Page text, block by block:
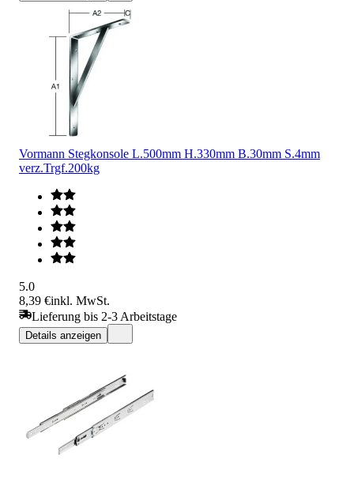
Vormann Stegkonsole L.500mm H.330mm B.30mm S.4mm
verz.Trgf.200kg
5.0
8,39 €inkl. MwSt.
Lieferung bis 2-3 Arbeitstage
Details anzeigen